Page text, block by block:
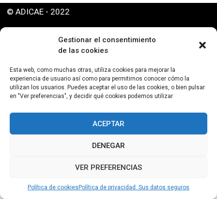
Gestionar el consentimiento
de las cookies
Esta web, como muchas otras, utiliza cookies para mejorar la
experiencia de usuario así como para permitirnos conocer cómo la
utilizan los usuarios. Puedes aceptar el uso de las cookies, o bien pulsar
en "Ver preferencias", y decidir qué cookies podemos utilizar
ACEPTAR
DENEGAR
VER PREFERENCIAS
Política de cookies Política de privacidad. Sus datos seguros
© ADICAE - 2022